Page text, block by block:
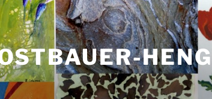
HENG